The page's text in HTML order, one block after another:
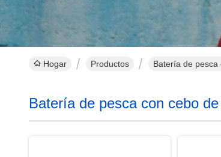
Hogar Productos Batería de
Batería de pesca con cebo